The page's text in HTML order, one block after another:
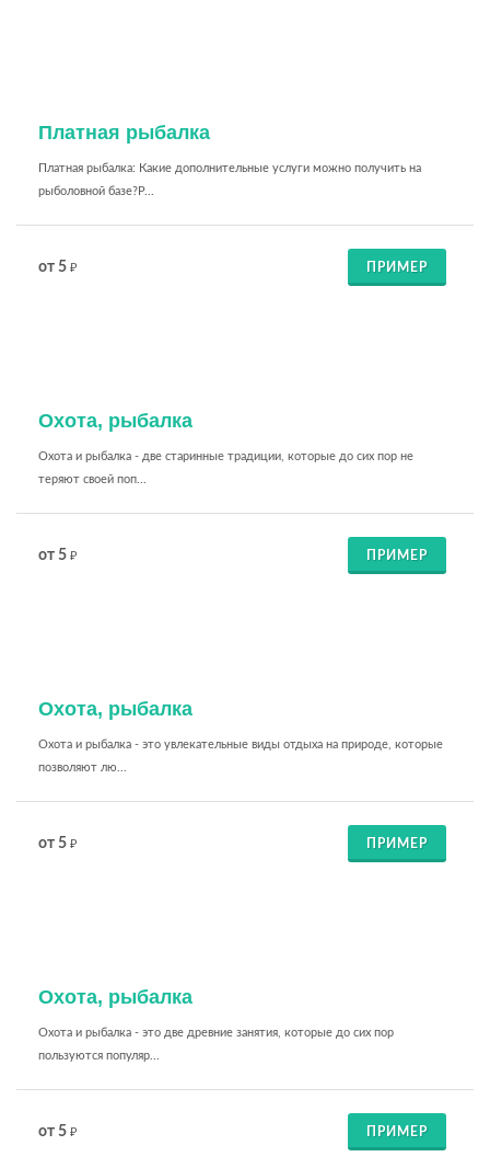
Платная рыбалка
Платная рыбалка: Какие дополнительные услуги можно получить на
рыболовной базе?Р...
от 5 ₽ ПРИМЕР
Охота, рыбалка
Охота и рыбалка - две старинные традиции, которые до сих пор не
теряют своей поп...
от 5 ₽ ПРИМЕР
Охота, рыбалка
Охота и рыбалка - это увлекательные виды отдыха на природе, которые
позволяют лю...
от 5 ₽ ПРИМЕР
Охота, рыбалка
Охота и рыбалка - это две древние занятия, которые до сих пор
пользуются популяр...
от 5 ₽ ПРИМЕР